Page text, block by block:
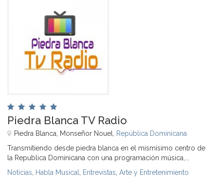
Piedra Blanca TV Radio
Piedra Blanca, Monseñor Nouel, República Dominicana
Transmitiendo desde piedra blanca en el mismísimo centro de
la Republica Dominicana con una programación música,...
Noticias Habla Musical Entrevistas Arte y Entretenimiento